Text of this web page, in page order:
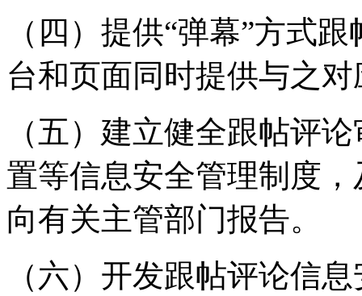
（四）提供“弹幕”方式
台和页面同时提供与之
（五）建立健全跟帖评
置等信息安全管理制度
向有关主管部门报告。
（六）开发跟帖评论信